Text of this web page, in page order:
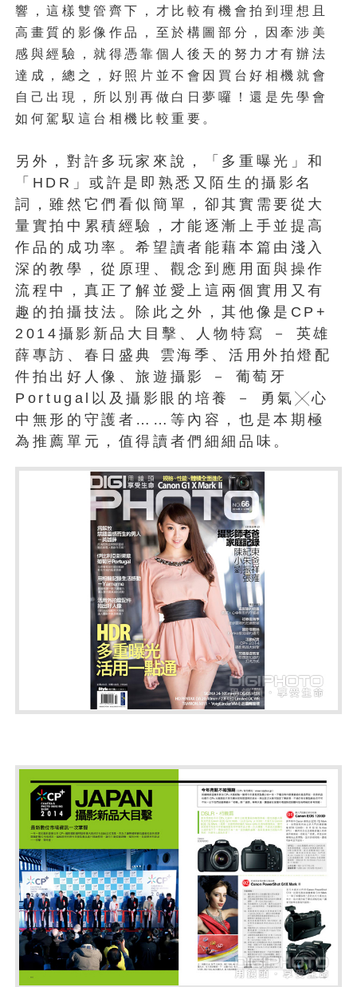
響，這樣雙管齊下，才比較有機會拍到理想且
高畫質的影像作品，至於構圖部分，因牽涉美
感與經驗，就得憑靠個人後天的努力才有辦法
達成，總之，好照片並不會因買台好相機就會
自己出現，所以別再做白日夢囉！還是先學會
如何駕馭這台相機比較重要。
另外，對許多玩家來說，「多重曝光」和
「HDR」或許是即熟悉又陌生的攝影名
詞，雖然它們看似簡單，卻其實需要從大
量實拍中累積經驗，才能逐漸上手並提高
作品的成功率。希望讀者能藉本篇由淺入
深的教學，從原理、觀念到應用面與操作
流程中，真正了解並愛上這兩個實用又有
趣的拍攝技法。除此之外，其他像是CP+
2014攝影新品大目擊、人物特寫 － 英雄
薛專訪、春日盛典 雲海季、活用外拍燈配
件拍出好人像、旅遊攝影 － 葡萄牙
Portugal以及攝影眼的培養 － 勇氣╳心
中無形的守護者……等內容，也是本期極
為推薦單元，值得讀者們細細品味。